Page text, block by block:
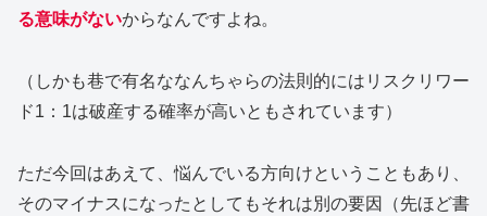
る意味がないからなんですよね。
（しかも巷で有名ななんちゃらの法則的にはリスクリワー
ド1：1は破産する確率が高いともされています）
ただ今回はあえて、悩んでいる方向けということもあり、
そのマイナスになったとしてもそれは別の要因（先ほど書